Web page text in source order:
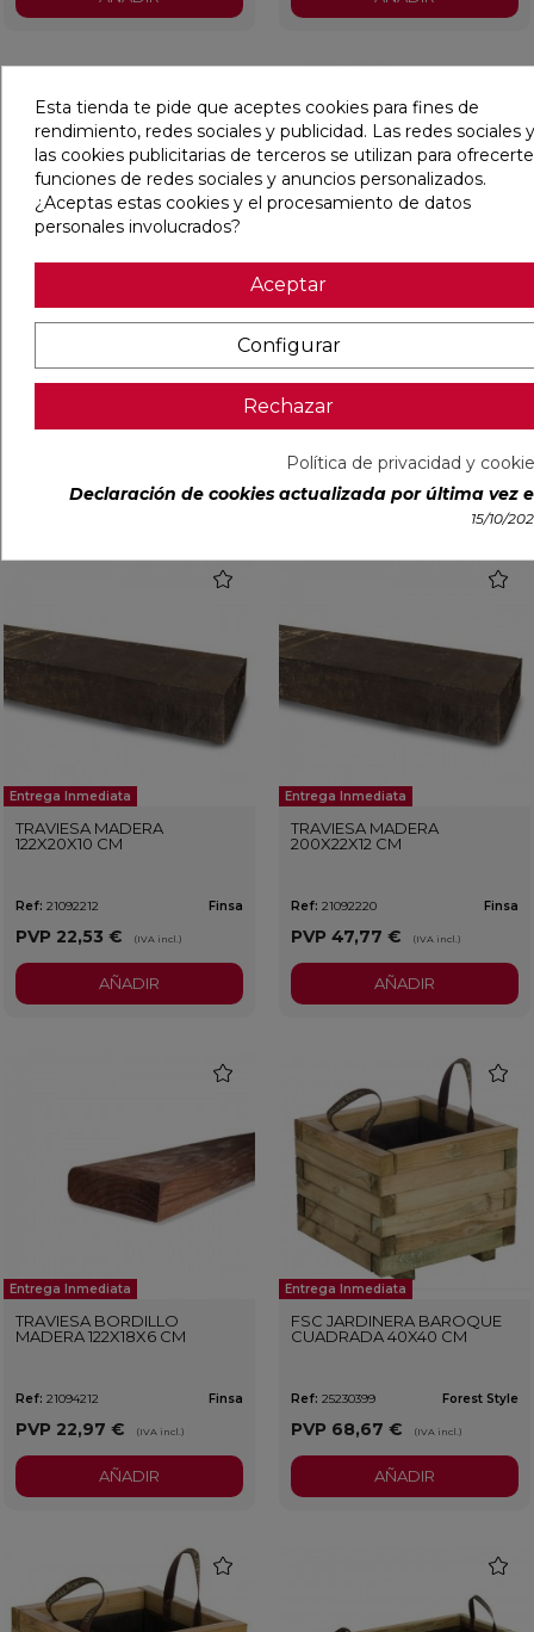
AÑADIR
250X22X12 CM
Ref: 21092225
AÑADIR
Entrega Inmediata
TRAVIESA MADERA
122X20X10 CM
Ref: 21092212 Finsa
PVP 22,53 € (IVA incl.)
AÑADIR
Entrega Inmediata
TRAVIESA MADERA
200X22X12 CM
Ref: 21092220 Finsa
PVP 47,77 € (IVA incl.)
AÑADIR
Entrega Inmediata
TRAVIESA BORDILLO
MADERA 122X18X6 CM
Ref: 21094212 Finsa
PVP 22,97 € (IVA incl.)
AÑADIR
Entrega Inmediata
FSC JARDINERA BAROQUE
CUADRADA 40X40 CM
Ref: 25230399 Forest Style
PVP 68,67 € (IVA incl.)
AÑADIR
Esta tienda te pide que aceptes cookies para fines de
rendimiento, redes sociales y publicidad. Las redes sociales y
las cookies publicitarias de terceros se utilizan para ofrecerte
funciones de redes sociales y anuncios personalizados.
¿Aceptas estas cookies y el procesamiento de datos
personales involucrados?
Aceptar
Configurar
Rechazar
Política de privacidad y
Declaración de cookies actualizada por última vez
15/10/